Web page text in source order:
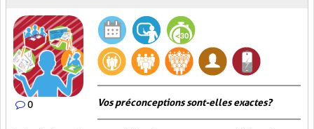
0 Vos préconceptions sont-elles exactes ?